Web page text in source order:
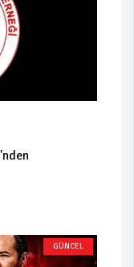
GÜNCEL